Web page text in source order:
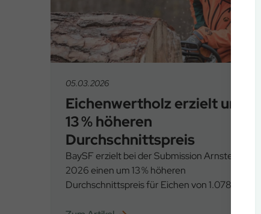
05.03.2026
Eichenwertholz erzielt um
13 % höheren
Durchschnittspreis
BaySF erzielt bei der Submission Arnstein
2026 einen um 13 % höheren
Durchschnittspreis für Eichen von 1.078 €/fm.